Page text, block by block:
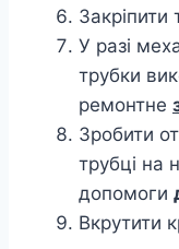
Закріпити
У разі
трубки
ремонтне
Зробити
трубці на
допомоги
Вкрутити